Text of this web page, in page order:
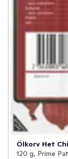
Ölkorv Het
120 g, Prime